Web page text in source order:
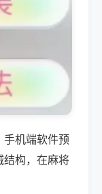
手机端软件预
结构，在麻将